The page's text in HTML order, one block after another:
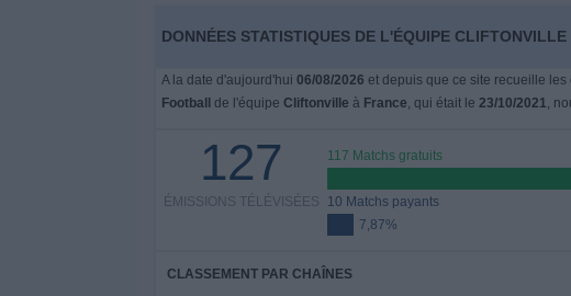
DONNÉES STATISTIQUES DE L'ÉQUIPE
A la date d'aujourd'hui 06/08/2026 et depuis que ce site recueille
Football
de l'équipe Cliftonville à France, qui était le 23/10/2021,
127
ÉMISSIONS TÉLÉVISÉES
117 Matchs gratuits
10 Matchs payants
7,87%
CLASSEMENT PAR CHAÎNES